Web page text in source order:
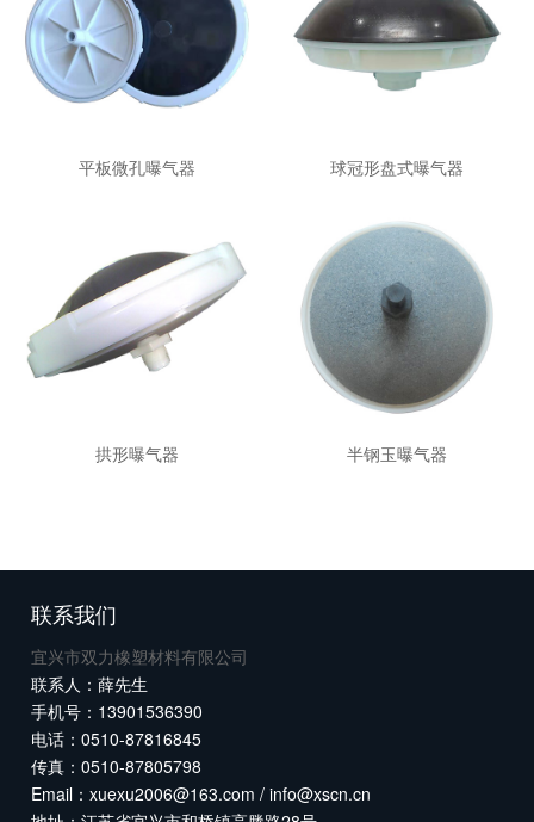
平板微孔曝气器 球冠形盘式曝气器
拱形曝气器 半钢玉曝气器
联系我们
宜兴市双力橡塑材料有限公司
联系人：薛先生
手机号：13901536390
电话：0510-87816845
传真：0510-87805798
Email：xuexu2006@163.com / info@xscn.cn